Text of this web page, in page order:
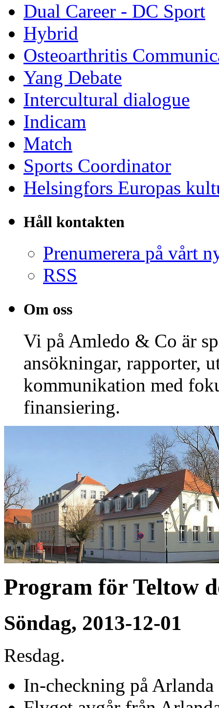
Dual Career - DC Sport
Hybrid
Osteoarthritis
Yang Debate
Intercultural dialogue
Indicam
Match
Sports Coordinator
Helsingfors Europas
Håll kontakten
Prenumerera på vårt
RSS
Om oss
Vi på Amledo & Co är
ansökningar, rapporter,
kommunikation med
finansiering.
Program för Teltow
Söndag, 2013-12-01
Resdag.
In-checkning på Arlanda